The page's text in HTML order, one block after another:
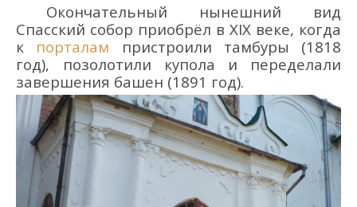
Окончательный нынешний вид
Спасский собор приобрёл в XIX веке, когда
к порталам пристроили тамбуры (1818
год), позолотили купола
и переделали
завершения башен (1891 год).